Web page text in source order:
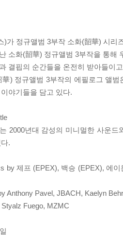
)가 정규앨범 3부작 소화(韶華) 시리
소화(韶華) 정규앨범 3부작을 통해
결핍의 순간들을 온전히 받아들이
華) 정규앨범 3부작의 에필로그 앨
야기들을 담고 있다.
는 2000년대 감성의 미니멀한 사운
.
by 제프 (EPEX), 백승 (EPEX), 에
Anthony Pavel, JBACH, Kaelyn
Fuego, MZMC